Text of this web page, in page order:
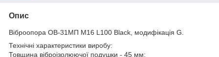
Опис
Віброопора ОВ-31МП M16 L100 Black, модифікація G.
Технічні характеристики виробу:
Товщина віброізолюючої подушки - 45 мм;